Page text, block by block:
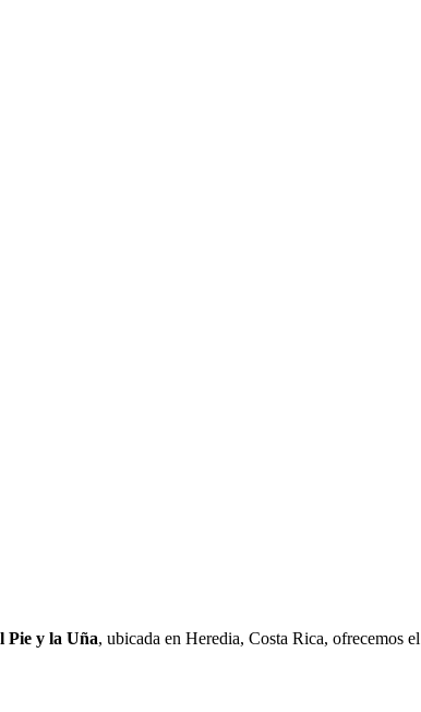
Pie y la Uña, ubicada en Heredia, Costa Rica, ofrecemos el